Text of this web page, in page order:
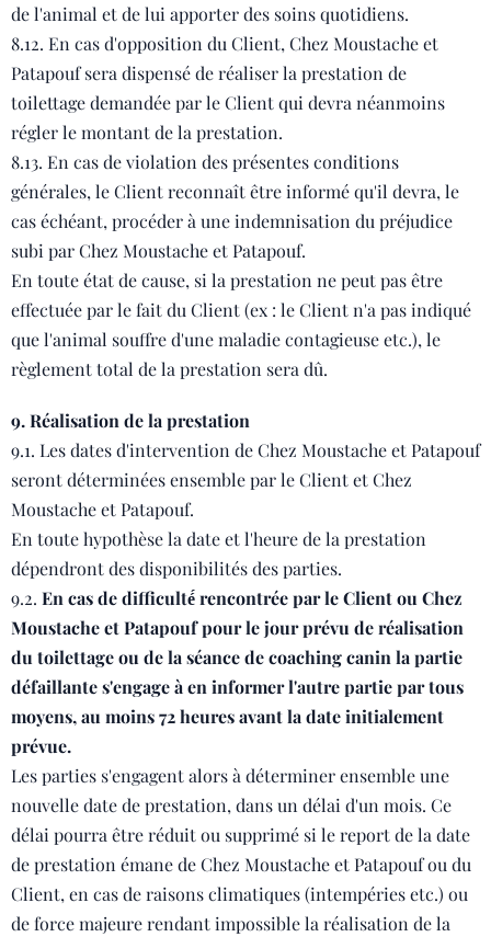
de l'animal et de lui apporter des soins quotidiens.
8.12. En cas d'opposition du Client, Chez Moustache et
Patapouf sera dispensé de réaliser la prestation de
toilettage demandée par le Client qui devra néanmoins
régler le montant de la prestation.
8.13. En cas de violation des présentes conditions
générales, le Client reconnaît être informé qu'il devra, le
cas échéant, procéder à une indemnisation du préjudice
subi par Chez Moustache et Patapouf.
En toute état de cause, si la prestation ne peut pas être
effectuée par le fait du Client (ex : le Client n'a pas indiqué
que l'animal souffre d'une maladie contagieuse etc.), le
règlement total de la prestation sera dû.
9. Réalisation de la prestation
9.1. Les dates d'intervention de Chez Moustache et Patapouf
seront déterminées ensemble par le Client et Chez
Moustache et Patapouf.
En toute hypothèse la date et l'heure de la prestation
dépendront des disponibilités des parties.
9.2. En cas de difficulté́ rencontrée par le Client ou Chez
Moustache et Patapouf pour le jour prévu de réalisation
du toilettage ou de la séance de coaching canin la partie
défaillante s'engage à en informer l'autre partie par tous
moyens, au moins 72 heures avant la date initialement
prévue.
Les parties s'engagent alors à déterminer ensemble une
nouvelle date de prestation, dans un délai d'un mois. Ce
délai pourra être réduit ou supprimé si le report de la date
de prestation émane de Chez Moustache et Patapouf ou du
Client, en cas de raisons climatiques (intempéries etc.) ou
de force majeure rendant impossible la réalisation de la